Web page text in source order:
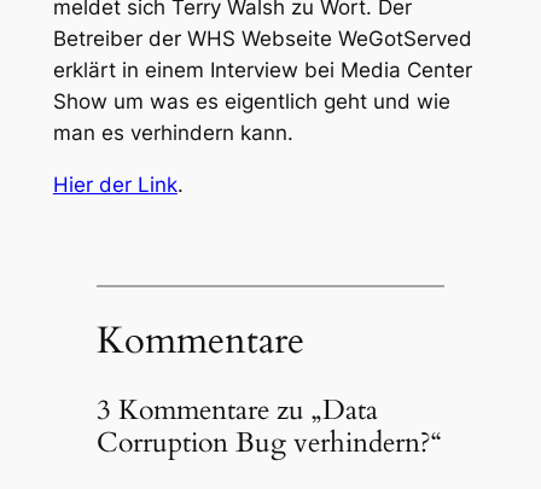
meldet sich Terry Walsh zu Wort. Der
Betreiber der WHS Webseite WeGotServed
erklärt in einem Interview bei Media Center
Show um was es eigentlich geht und wie
man es verhindern kann.
Hier der Link.
Kommentare
3 Kommentare zu „Data
Corruption Bug verhindern?“